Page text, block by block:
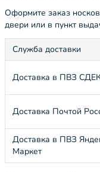
Оформите заказ
двери или в пункт
Служба доставки
Доставка в ПВЗ
Доставка Почтой
Доставка в ПВЗ
Маркет